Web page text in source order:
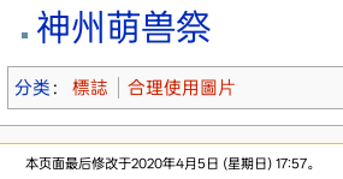
神州萌兽祭
分类 ： 標誌 合理使用圖片
本页面最后修改于2020年4月5日 (星期日) 17:57。